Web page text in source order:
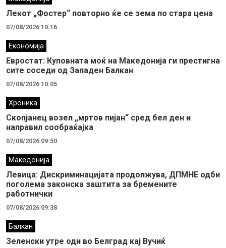
Лекот „Фостер“ повторно ќе се зема по стара цена
07/08/2026 10:16
Економија
Евростат: Куповната моќ на Македонија ги престигна
сите соседи од Западен Балкан
07/08/2026 10:05
Хроника
Скопјанец возел „мртов пијан“ сред бел ден и
направил сообраќајка
07/08/2026 09:50
Македонија
Левица: Дискриминацијата продолжува, ДПМНЕ одби
поголема законска заштита за бремените
работнички
07/08/2026 09:38
Балкан
Зеленски утре оди во Белград кај Вучиќ